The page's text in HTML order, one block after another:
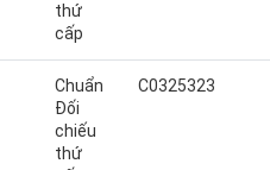
thứ
cấp
Chuẩn
Đối
chiếu
thứ
C0325323